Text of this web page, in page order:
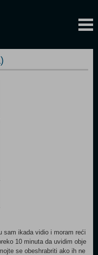
sam ikada vidio i moram reći
10 minuta da uvidim obje
se obeshrabriti ako ih ne